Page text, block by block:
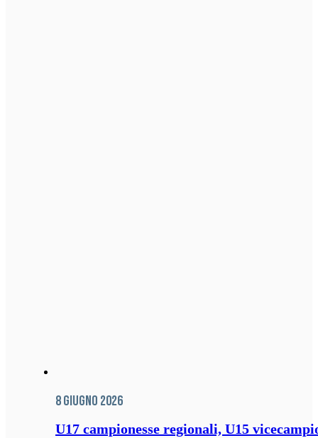
8 Giugno 2026
U17 campionesse regionali, U15